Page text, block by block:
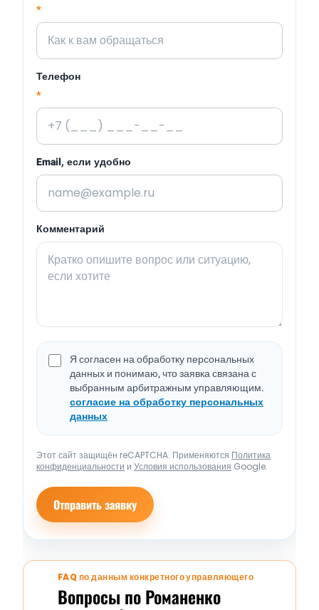
*
Телефон
*
Email, если удобно
Комментарий
Я согласен на обработку персональных
данных и понимаю, что заявка связана с
выбранным арбитражным управляющим.
согласие на обработку персональных
данных
Этот сайт защищён reCAPTCHA. Применяются Политика
конфиденциальности и Условия использования Google.
Отправить заявку
FAQ по данным конкретного управляющего
Вопросы по Романенко